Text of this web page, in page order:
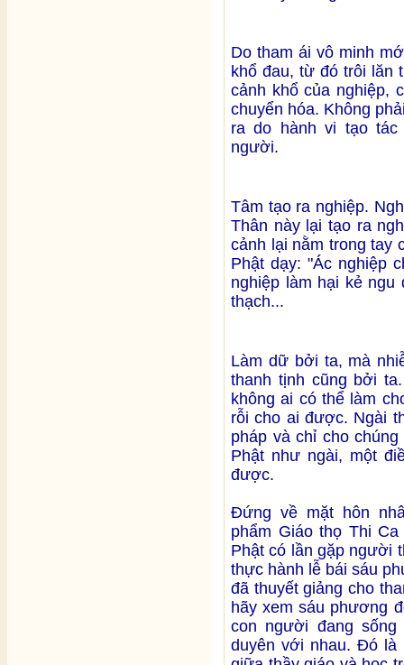
Do tham ái vô minh
khổ đau, từ đó trôi lăn
cảnh khổ của nghiệp,
chuyển hóa. Không
ra do hành vi tạo
người.
Tâm tạo ra nghiệp.
Thân này lại tạo ra
cảnh lại nằm trong tay
Phật dạy: "Ác nghiệp
nghiệp làm hại kẻ
thạch...
Làm dữ bởi ta, mà
thanh tịnh cũng bởi
không ai có thể làm
rỗi cho ai được. Ngài
pháp và chỉ cho
Phật như ngài, một
được.
Đứng về mặt hôn
phẩm Giáo thọ Thi
Phật có lần gặp người
thực hành lễ bái sáu
đã thuyết giảng cho
hãy xem sáu phương
con người đang
duyên với nhau. Đó là